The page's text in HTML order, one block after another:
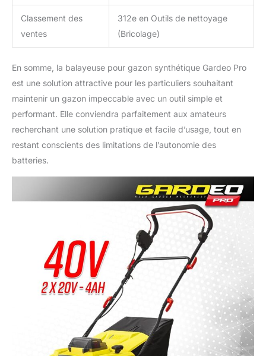
Classement des
ventes
312e en Outils de nettoyage
(Bricolage)
En somme, la balayeuse pour gazon synthétique Gardeo Pro
est une solution attractive pour les particuliers souhaitant
maintenir un gazon impeccable avec un outil simple et
performant. Elle conviendra parfaitement aux amateurs
recherchant une solution pratique et facile d’usage, tout en
restant conscients des limitations de l’autonomie des
batteries.